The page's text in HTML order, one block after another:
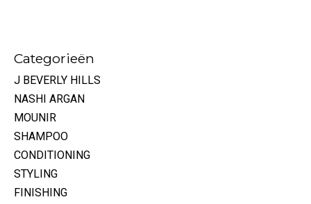
Categorieën
J BEVERLY HILLS
NASHI ARGAN
MOUNIR
SHAMPOO
CONDITIONING
STYLING
FINISHING